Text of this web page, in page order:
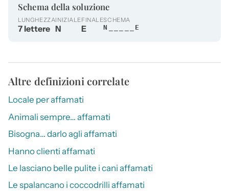
Schema della soluzione
LUNGHEZZA
7 lettere
INIZIALE
N
FINALE
E
SCHEMA
N_____E
Altre definizioni correlate
Locale per affamati
Animali sempre… affamati
Bisogna… darlo agli affamati
Hanno clienti affamati
Le lasciano belle pulite i cani affamati
Le spalancano i coccodrilli affamati